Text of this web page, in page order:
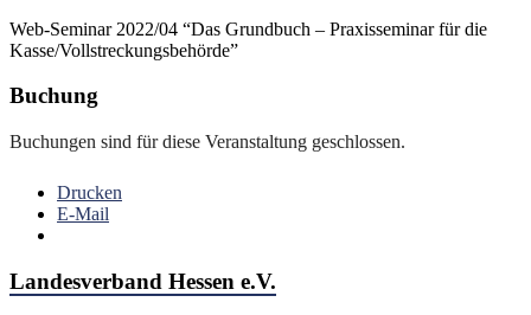
Web-Seminar 2022/04 “Das Grundbuch – Praxisseminar für die
Kasse/Vollstreckungsbehörde”
Buchung
Buchungen sind für diese Veranstaltung geschlossen.
Drucken
E-Mail
Landesverband Hessen e.V.